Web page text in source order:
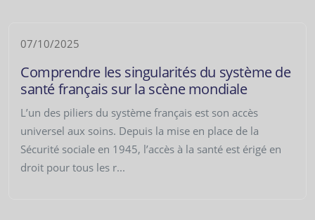
07/10/2025
Comprendre les singularités du système de
santé français sur la scène mondiale
L’un des piliers du système français est son accès
universel aux soins. Depuis la mise en place de la
Sécurité sociale en 1945, l’accès à la santé est érigé en
droit pour tous les r...